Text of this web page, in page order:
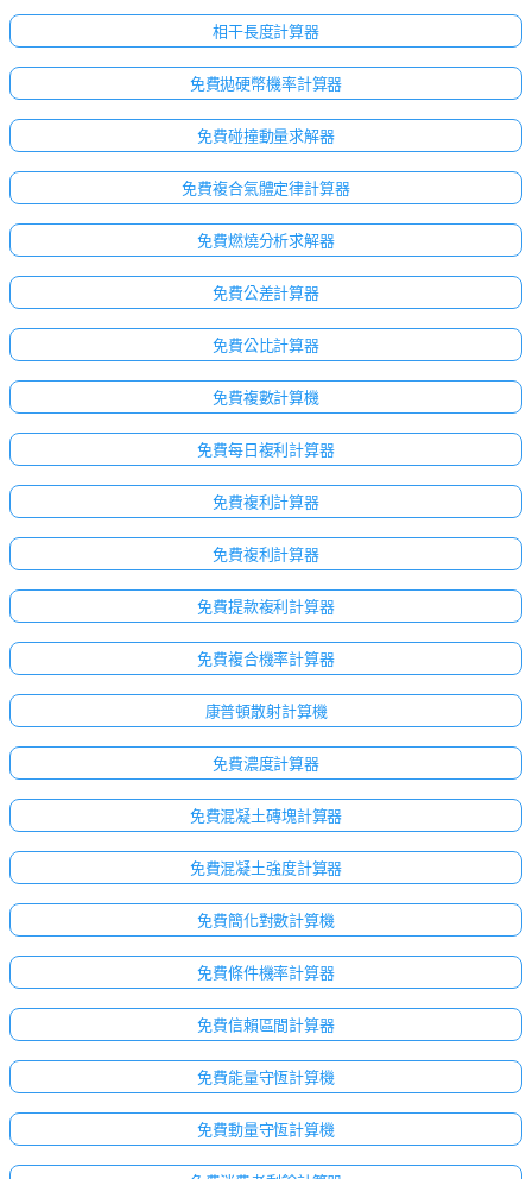
相干長度計算器
免費拋硬幣機率計算器
免費碰撞動量求解器
免費複合氣體定律計算器
免費燃燒分析求解器
免費公差計算器
免費公比計算器
免費複數計算機
免費每日複利計算器
免費複利計算器
免費複利計算器
免費提款複利計算器
免費複合機率計算器
康普頓散射計算機
免費濃度計算器
免費混凝土磚塊計算器
免費混凝土強度計算器
免費簡化對數計算機
免費條件機率計算器
免費信賴區間計算器
免費能量守恆計算機
免費動量守恆計算機